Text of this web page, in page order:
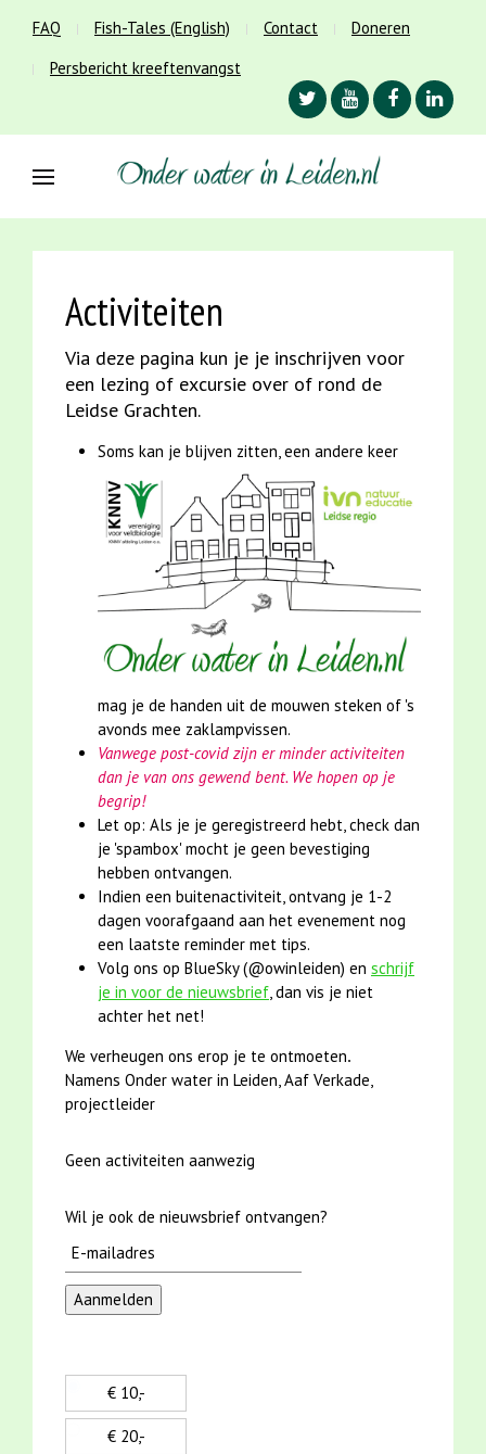
FAQ Fish-Tales (English) Contact
Doneren
Persbericht kreeftenvangst
Activiteiten
Via deze pagina kun je je inschrijven voor
een lezing of excursie over of rond de
Leidse Grachten.
Soms kan je blijven zitten, een andere keer
mag je de handen uit de mouwen steken of 's
avonds mee zaklampvissen.
Vanwege post-covid zijn er minder activiteiten
dan je van ons gewend bent. We hopen op je
begrip!
Let op: Als je je geregistreerd hebt, check dan
je 'spambox' mocht je geen bevestiging
hebben ontvangen.
Indien een buitenactiviteit, ontvang je 1-2
dagen voorafgaand aan het evenement nog
een laatste reminder met tips.
Volg ons op BlueSky (@owinleiden) en schrijf
je in voor de nieuwsbrief, dan vis je niet
achter het net!
We verheugen ons erop je te ontmoeten.
Namens Onder water in Leiden, Aaf Verkade,
projectleider
Geen activiteiten aanwezig
Wil je ook de nieuwsbrief ontvangen?
€ 10,-
€ 20,-